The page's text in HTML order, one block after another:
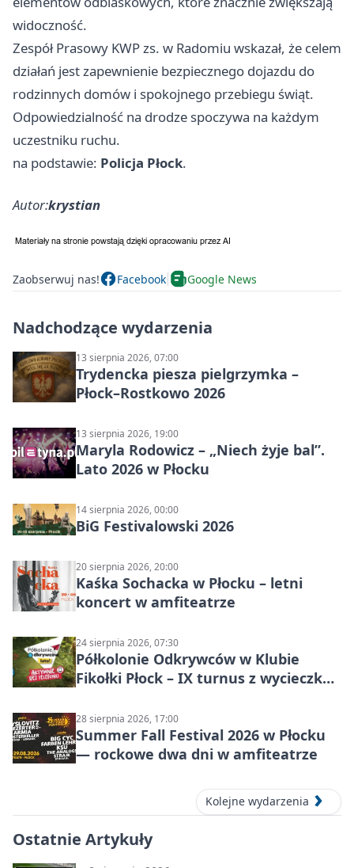
widoczność.
Zespół Prasowy KWP zs. w Radomiu wskazał, że celem
działań jest zapewnienie bezpiecznego dojazdu do
rodzinnych domów i spokojnego przebiegu świąt.
Odpowiedzialność na drodze spoczywa na każdym
uczestniku ruchu.
na podstawie: Policja Płock.
Autor:krystian
Zaobserwuj nas! Facebook Google News
Nadchodzące wydarzenia
13 sierpnia 2026, 07:00
Trydencka piesza pielgrzymka –
Płock–Rostkowo 2026
13 sierpnia 2026, 19:00
Maryla Rodowicz – „Niech żyje bal”.
Lato 2026 w Płocku
14 sierpnia 2026, 00:00
BiG Festivalowski 2026
20 sierpnia 2026, 20:00
Kaśka Sochacka w Płocku – letni
koncert w amfiteatrze
24 sierpnia 2026, 07:30
Półkolonie Odkrywców w Klubie
Fikołki Płock – IX turnus z wycieczką
28 sierpnia 2026, 17:00
Summer Fall Festival 2026 w Płocku
— rockowe dwa dni w amfiteatrze
Kolejne wydarzenia
Ostatnie Artykuły